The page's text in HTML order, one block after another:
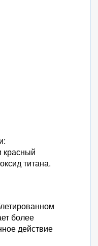
красный
титана.
более
действие